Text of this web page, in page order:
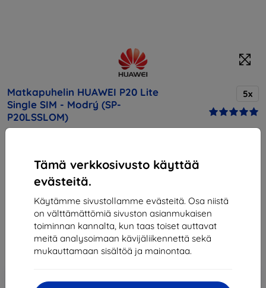
Tämä verkkosivusto käyttää
evästeitä.
Käytämme sivustollamme evästeitä. Osa niistä
on välttämättömiä sivuston asianmukaisen
toiminnan kannalta, kun taas toiset auttavat
meitä analysoimaan kävijäliikennettä sekä
mukauttamaan sisältöä ja mainontaa.
Matkapuhelin HUAWEI P20 Lite
Single SIM - Modrý (SP-
P20LSSLOM)
5x
lisävarusteista!
Kuvaus ja tekniset tiedot
202,90 €
182,61 €
EXTRA10
ostoskoriin